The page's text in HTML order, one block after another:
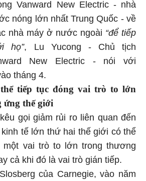
Vanward New Electric - nhà
nóng lớn nhất Trung Quốc - về
nhà máy ở nước ngoài “để tiếp
họ”, Lu Yucong - Chủ tịch
New Electric - nói với
tháng 4.
tiếp tục đóng vai trò to lớn
ứng thế giới
gọi giảm rủi ro liên quan đến
tế lớn thứ hai thế giới có thể
một vai trò to lớn trong thương
cả khi đó là vai trò gián tiếp.
của Carnegie, vào năm